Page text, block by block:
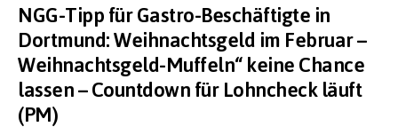
NGG-Tipp für Gastro-Beschäftigte in
Dortmund: Weihnachtsgeld im Februar –
Weihnachtsgeld-Muffeln“ keine Chance
lassen – Countdown für Lohncheck läuft
(PM)